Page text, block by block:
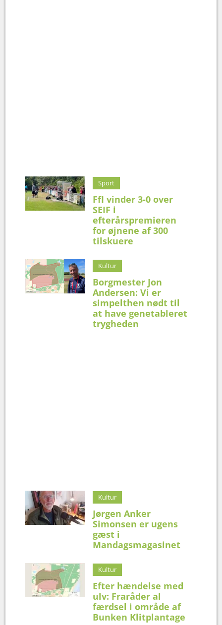
Sport
FfI vinder 3-0 over
SEIF i
efterårspremieren
for øjnene af 300
tilskuere
Kultur
Borgmester Jon
Andersen: Vi er
simpelthen nødt til
at have genetableret
trygheden
Kultur
Jørgen Anker
Simonsen er ugens
gæst i
Mandagsmagasinet
Kultur
Efter hændelse med
ulv: Fraråder al
færdsel i område af
Bunken Klitplantage